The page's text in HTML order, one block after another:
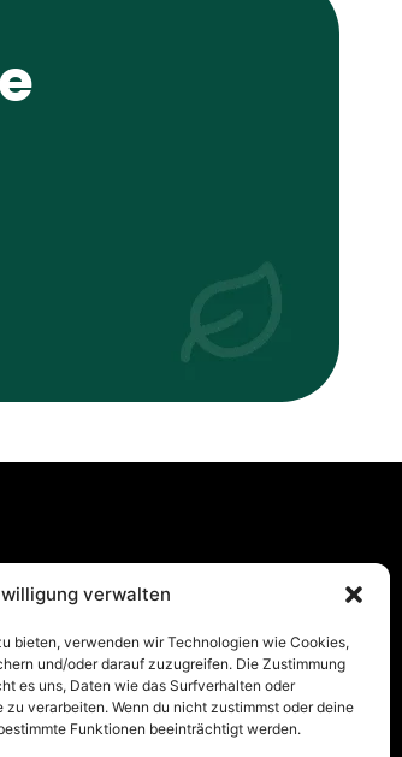
verwalten
bieten, verwenden wir Technologien wie Cookies,
und/oder darauf zuzugreifen. Die Zustimmung
es uns, Daten wie das Surfverhalten oder
zu verarbeiten. Wenn du nicht zustimmst oder deine
Funktionen beeinträchtigt werden.